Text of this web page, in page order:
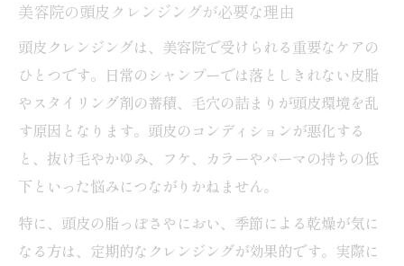
美容院の頭皮クレンジングが必要な理由
頭皮クレンジングは、美容院で受けられる重要なケアの
ひとつです。日常のシャンプーでは落としきれない皮脂
やスタイリング剤の蓄積、毛穴の詰まりが頭皮環境を乱
す原因となります。頭皮のコンディションが悪化する
と、抜け毛やかゆみ、フケ、カラーやパーマの持ちの低
下といった悩みにつながりかねません。
特に、頭皮の脂っぽさやにおい、季節による乾燥が気に
なる方は、定期的なクレンジングが効果的です。実際に